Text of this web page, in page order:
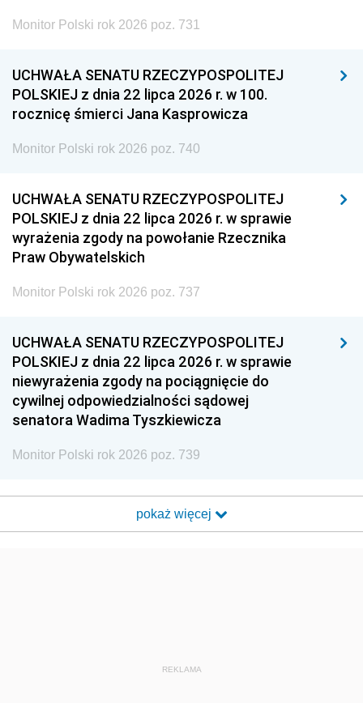
Monitor Polski rok 2026 poz. 731
UCHWAŁA SENATU RZECZYPOSPOLITEJ
POLSKIEJ z dnia 22 lipca 2026 r. w 100.
rocznicę śmierci Jana Kasprowicza
Monitor Polski rok 2026 poz. 740
UCHWAŁA SENATU RZECZYPOSPOLITEJ
POLSKIEJ z dnia 22 lipca 2026 r. w sprawie
wyrażenia zgody na powołanie Rzecznika
Praw Obywatelskich
Monitor Polski rok 2026 poz. 737
UCHWAŁA SENATU RZECZYPOSPOLITEJ
POLSKIEJ z dnia 22 lipca 2026 r. w sprawie
niewyrażenia zgody na pociągnięcie do
cywilnej odpowiedzialności sądowej
senatora Wadima Tyszkiewicza
Monitor Polski rok 2026 poz. 739
pokaż więcej
REKLAMA